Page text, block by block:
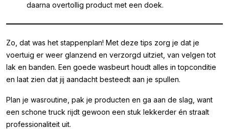
daarna overtollig product met een doek.
Zo, dat was het stappenplan! Met deze tips zorg je dat je
voertuig er weer glanzend en verzorgd uitziet, van velgen tot
lak en banden. Een goede wasbeurt houdt alles in topconditie
en laat zien dat jij aandacht besteedt aan je spullen.
Plan je wasroutine, pak je producten en ga aan de slag, want
een schone truck rijdt gewoon een stuk lekkerder én straalt
professionaliteit uit.